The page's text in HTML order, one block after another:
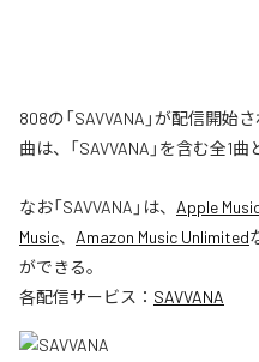
808の「SAVVANA」が配信開始
曲は、「SAVVANA」を含む全1曲
なお「SAVVANA 」は、 Apple
Music、 Amazon Music Unlimited
ができる。
各配信サービス： SAVVANA